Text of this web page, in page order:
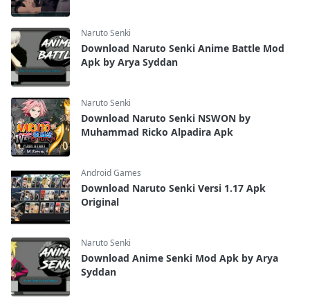
Naruto Senki
Download Naruto Senki Anime Battle Mod
Apk by Arya Syddan
Naruto Senki
Download Naruto Senki NSWON by
Muhammad Ricko Alpadira Apk
Android Games
Download Naruto Senki Versi 1.17 Apk
Original
Naruto Senki
Download Anime Senki Mod Apk by Arya
Syddan